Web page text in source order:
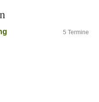
5 Termine